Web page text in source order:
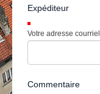
Expéditeur
Votre adresse courriel.
Commentaire